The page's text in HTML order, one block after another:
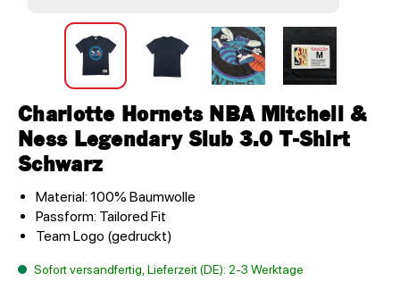
Charlotte Hornets NBA Mitchell &
Ness Legendary Slub 3.0 T-Shirt
Schwarz
Material: 100% Baumwolle
Passform: Tailored Fit
Team Logo (gedruckt)
Sofort versandfertig, Lieferzeit (DE): 2-3 Werktage